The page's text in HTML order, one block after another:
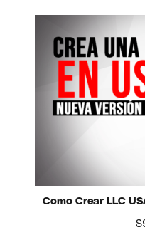
de
Como Crear LLC
$